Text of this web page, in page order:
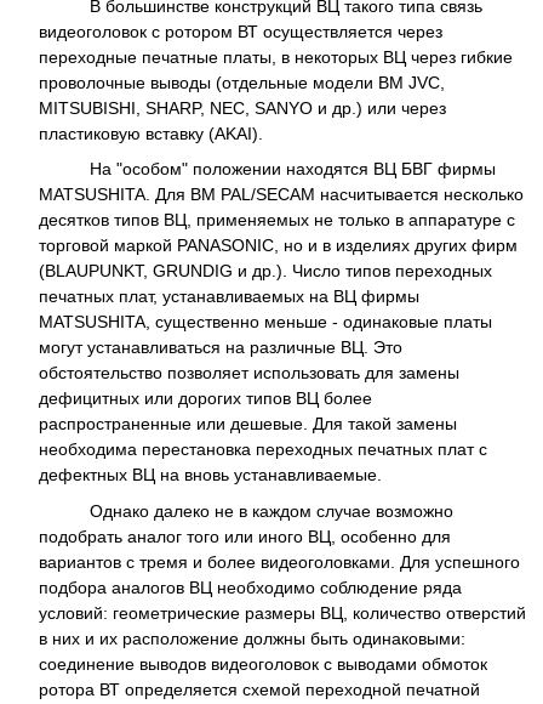
В большинстве конструкций ВЦ такого типа связь
видеоголовок с ротором ВТ осуществляется через
переходные печатные платы, в некоторых ВЦ через гибкие
проволочные выводы (отдельные модели ВМ JVC,
MITSUBISHI, SHARP, NEC, SANYO и др.) или через
пластиковую вставку (AKAI).
На "особом" положении находятся ВЦ БВГ фирмы
MATSUSHITA. Для ВМ PAL/SECAM насчитывается несколько
десятков типов ВЦ, применяемых не только в аппаратуре с
торговой маркой PANASONIC, но и в изделиях других фирм
(BLAUPUNKT, GRUNDIG и др.). Число типов переходных
печатных плат, устанавливаемых на ВЦ фирмы
MATSUSHITA, существенно меньше - одинаковые платы
могут устанавливаться на различные ВЦ. Это
обстоятельство позволяет использовать для замены
дефицитных или дорогих типов ВЦ более
распространенные или дешевые. Для такой замены
необходима перестановка переходных печатных плат с
дефектных ВЦ на вновь устанавливаемые.
Однако далеко не в каждом случае возможно
подобрать аналог того или иного ВЦ, особенно для
вариантов с тремя и более видеоголовками. Для успешного
подбора аналогов ВЦ необходимо соблюдение ряда
условий: геометрические размеры ВЦ, количество отверстий
в них и их расположение должны быть одинаковыми:
соединение выводов видеоголовок с выводами обмоток
ротора ВТ определяется схемой переходной печатной